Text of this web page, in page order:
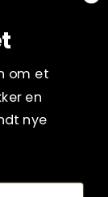
om et
en
nye